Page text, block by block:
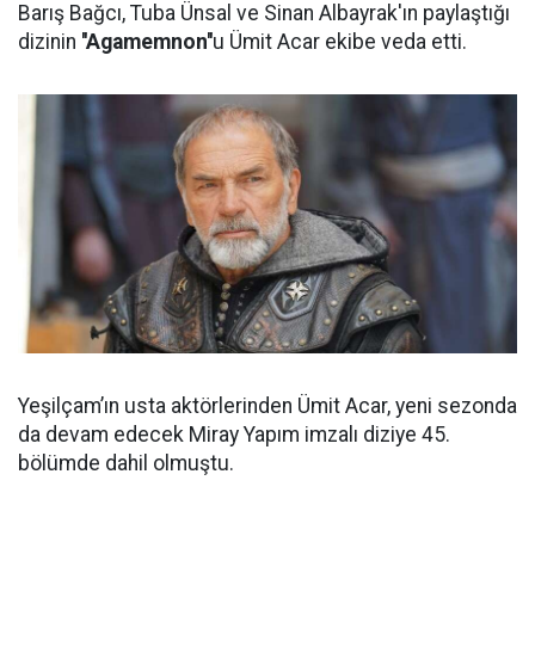
Barış Bağcı, Tuba Ünsal ve Sinan Albayrak'ın paylaştığı
dizinin ''Agamemnon''u Ümit Acar ekibe veda etti.
Yeşilçam’ın usta aktörlerinden Ümit Acar, yeni sezonda
da devam edecek Miray Yapım imzalı diziye 45.
bölümde dahil olmuştu.